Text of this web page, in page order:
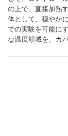
の上で、直接加熱
体として、穏やか
での実験を可能に
な温度領域を、カ